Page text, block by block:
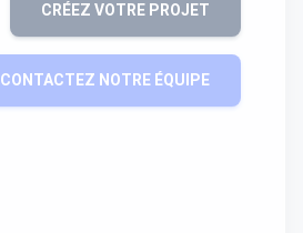
CRÉEZ VOTRE PROJET
CONTACTEZ NOTRE ÉQUIPE